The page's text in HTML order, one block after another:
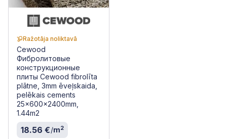
Ražotāja noliktavā
Cewood
Фибролитовые
конструкционные
плиты Cewood fibrolīta
plātne, 3mm ēveļskaida,
pelēkais cements
25x600x2400mm,
1.44m2
18.56 €/m2